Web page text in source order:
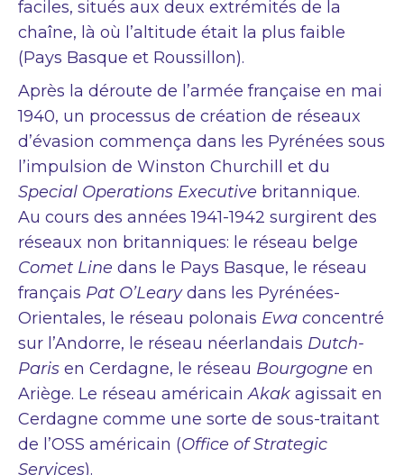
faciles, situés aux deux extrémités de la
chaîne, là où l’altitude était la plus faible
(Pays Basque et Roussillon).
Après la déroute de l’armée française en mai
1940, un processus de création de réseaux
d’évasion commença dans les Pyrénées sous
l’impulsion de Winston Churchill et du
Special Operations Executive britannique.
Au cours des années 1941-1942 surgirent des
réseaux non britanniques: le réseau belge
Comet Line dans le Pays Basque, le réseau
français Pat O’Learydans les Pyrénées-
Orientales, le réseau polonais Ewa concentré
sur l’Andorre, le réseau néerlandais Dutch-
Paris en Cerdagne, le réseau Bourgogne en
Ariège. Le réseau américainAkak agissait en
Cerdagne comme une sorte de sous-traitant
de l’OSS américain (Office of Strategic
Services).